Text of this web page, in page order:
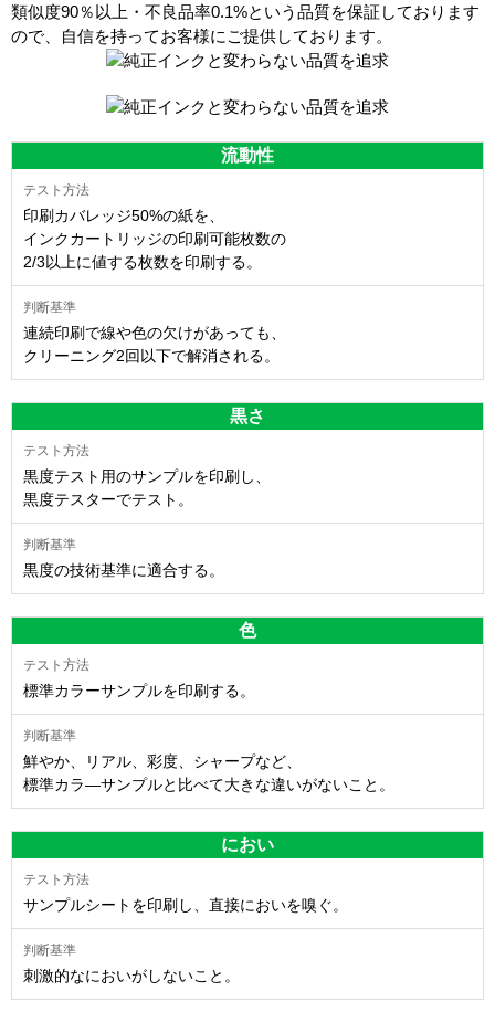
類似度90％以上・不良品率0.1%という品質を保証しております
ので、自信を持ってお客様にご提供しております。
流動性
印刷カバレッジ50%の紙を、
インクカートリッジの印刷可能枚数の
2/3以上に値する枚数を印刷する。
連続印刷で線や色の欠けがあっても、
クリーニング2回以下で解消される。
黒さ
黒度テスト用のサンプルを印刷し、
黒度テスターでテスト。
黒度の技術基準に適合する。
色
標準カラーサンプルを印刷する。
鮮やか、リアル、彩度、シャープなど、
標準カラ―サンプルと比べて大きな違いがないこと。
におい
サンプルシートを印刷し、直接においを嗅ぐ。
刺激的なにおいがしないこと。